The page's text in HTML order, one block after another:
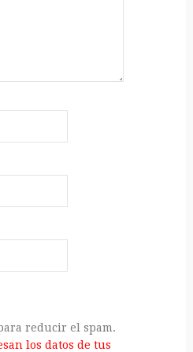
reducir el spam.
los datos de tus